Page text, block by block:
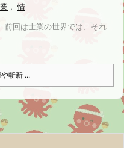
, 情
回は士業の世界では、それ
斬新 ...